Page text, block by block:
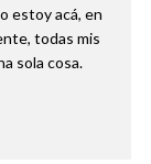
estoy acá, en
todas mis
sola cosa.